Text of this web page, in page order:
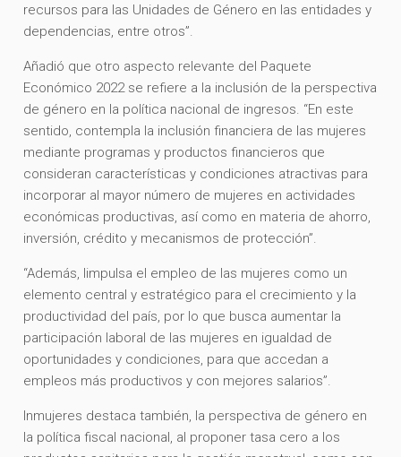
recursos para las Unidades de Género en las entidades y
dependencias, entre otros”.
Añadió que otro aspecto relevante del Paquete
Económico 2022 se refiere a la inclusión de la perspectiva
de género en la política nacional de ingresos. “En este
sentido, contempla la inclusión financiera de las mujeres
mediante programas y productos financieros que
consideran características y condiciones atractivas para
incorporar al mayor número de mujeres en actividades
económicas productivas, así como en materia de ahorro,
inversión, crédito y mecanismos de protección”.
“Además, limpulsa el empleo de las mujeres como un
elemento central y estratégico para el crecimiento y la
productividad del país, por lo que busca aumentar la
participación laboral de las mujeres en igualdad de
oportunidades y condiciones, para que accedan a
empleos más productivos y con mejores salarios”.
Inmujeres destaca también, la perspectiva de género en
la política fiscal nacional, al proponer tasa cero a los